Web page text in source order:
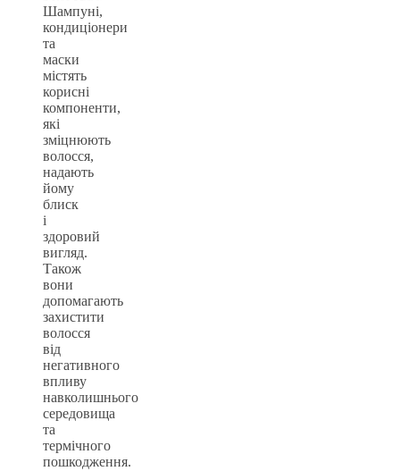
Шампуні,
кондиціонери
та
маски
містять
корисні
компоненти,
які
зміцнюють
волосся,
надають
йому
блиск
і
здоровий
вигляд.
Також
вони
допомагають
захистити
волосся
від
негативного
впливу
навколишнього
середовища
та
термічного
пошкодження.